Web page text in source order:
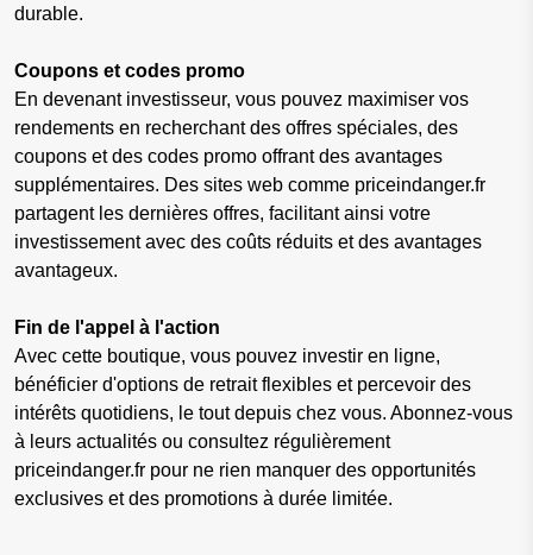
durable.
Coupons et codes promo
En devenant investisseur, vous pouvez maximiser vos
rendements en recherchant des offres spéciales, des
coupons et des codes promo offrant des avantages
supplémentaires. Des sites web comme priceindanger.fr
partagent les dernières offres, facilitant ainsi votre
investissement avec des coûts réduits et des avantages
avantageux.
Fin de l'appel à l'action
Avec cette boutique, vous pouvez investir en ligne,
bénéficier d'options de retrait flexibles et percevoir des
intérêts quotidiens, le tout depuis chez vous. Abonnez-vous
à leurs actualités ou consultez régulièrement
priceindanger.fr pour ne rien manquer des opportunités
exclusives et des promotions à durée limitée.